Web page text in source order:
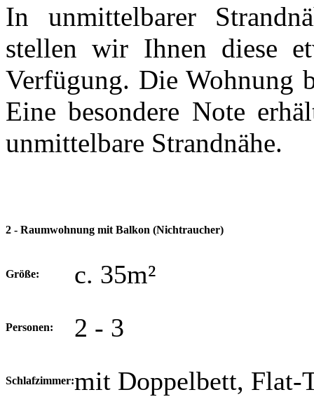
In unmittelbarer
stellen wir Ihnen diese
Verfügung. Die Wohnung
Eine besondere Note
unmittelbare Strandnähe.
2 - Raumwohnung mit Balkon (Nichtraucher)
Größe: c. 35m²
Personen: 2 - 3
Schlafzimmer:mit Doppelbett, Flat-